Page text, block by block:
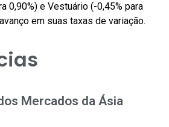
0,90%) e Vestuário (-0,45% para
em suas taxas de variação.
Mercados da Ásia